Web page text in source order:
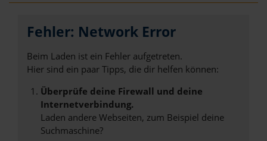
Fehler: Network Error
Beim Laden ist ein Fehler aufgetreten.
Hier sind ein paar Tipps, die dir helfen können:
Überprüfe deine Firewall und deine
Internetverbindung.
Laden andere Webseiten, zum Beispiel deine
Suchmaschine?